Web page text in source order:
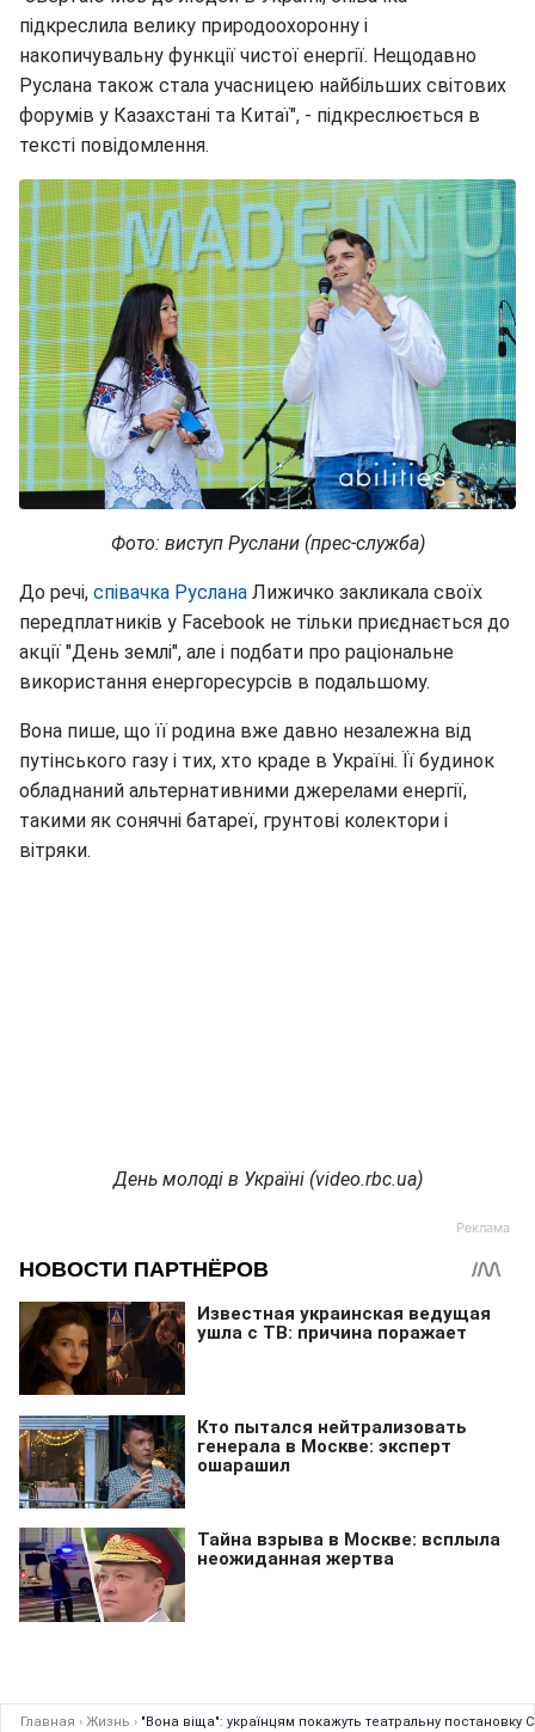
підкреслила велику природоохоронну і
накопичувальну функції чистої енергії. Нещодавно
Руслана також стала учасницею найбільших світових
форумів у Казахстані та Китаї", - підкреслюється в
тексті повідомлення.
Фото: виступ Руслани (прес-служба)
До речі, співачка Руслана Лижичко закликала своїх
передплатників у Facebook не тільки приєднається до
акції "День землі", але і подбати про раціональне
використання енергоресурсів в подальшому.
Вона пише, що її родина вже давно незалежна від
путінського газу і тих, хто краде в Україні. Її будинок
обладнаний альтернативними джерелами енергії,
такими як сонячні батареї, грунтові колектори і
вітряки.
День молоді в Україні (video.rbc.ua)
Главная › Жизнь › "Вона віща": українцям покажуть театральну постановку